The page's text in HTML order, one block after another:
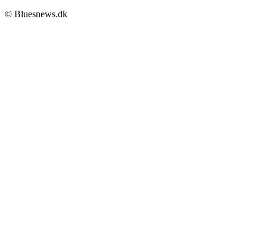
© Bluesnews.dk